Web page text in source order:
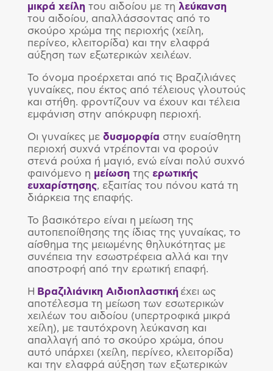
μικρά χείλη του αιδοίου με τη λεύκανση
του αιδοίου, απαλλάσσοντας από το
σκούρο χρώμα της περιοχής (χείλη,
περίνεο, κλειτορίδα) και την ελαφρά
αύξηση των εξωτερικών χειλέων.
Το όνομα προέρχεται από τις Βραζιλιάνες
γυναίκες, που έκτος από τέλειους γλουτούς
και στήθη. φροντίζουν να έχουν και τέλεια
εμφάνιση στην απόκρυφη περιοχή.
Οι γυναίκες με δυσμορφία στην ευαίσθητη
περιοχή συχνά ντρέπονται να φορούν
στενά ρούχα ή μαγιό, ενώ είναι πολύ συχνό
φαινόμενο η μείωση της ερωτικής
ευχαρίστησης, εξαιτίας του πόνου κατά τη
διάρκεια της επαφής.
Το βασικότερο είναι η μείωση της
αυτοπεποίθησης της ίδιας της γυναίκας, το
αίσθημα της μειωμένης θηλυκότητας με
συνέπεια την εσωστρέφεια αλλά και την
αποστροφή από την ερωτική επαφή.
Η Βραζιλιάνικη Αιδιοπλαστική έχει ως
αποτέλεσμα τη μείωση των εσωτερικών
χειλέων του αιδοίου (υπερτροφικά μικρά
χείλη), με ταυτόχρονη λεύκανση και
απαλλαγή από το σκούρο χρώμα, όπου
αυτό υπάρχει (χείλη, περίνεο, κλειτορίδα)
και την ελαφρά αύξηση των εξωτερικών